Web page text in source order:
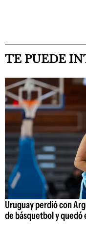
TE PUEDE
Uruguay perdió con
de básquetbol y quedó